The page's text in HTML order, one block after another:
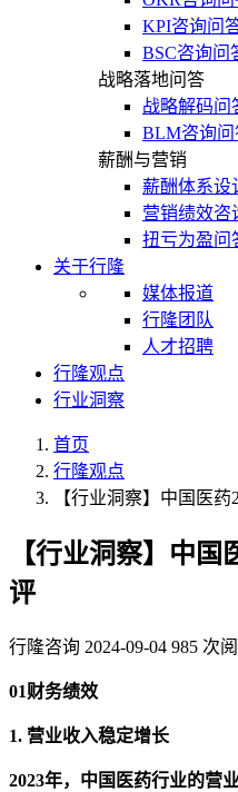
KPI咨询问
BSC咨询问
战略落地问答
战略解码问
BLM咨询问
薪酬与营销
薪酬体系设
营销绩效咨
扭亏为盈问
关于行隆
媒体报道
行隆团队
人才招聘
行隆观点
行业洞察
首页
行隆观点
【行业洞察】中国医
【行业洞察】中国
评
行隆咨询 2024-09-04 985 次
01财务绩效
1. 营业收入稳定增长
2023年，中国医药行业的营